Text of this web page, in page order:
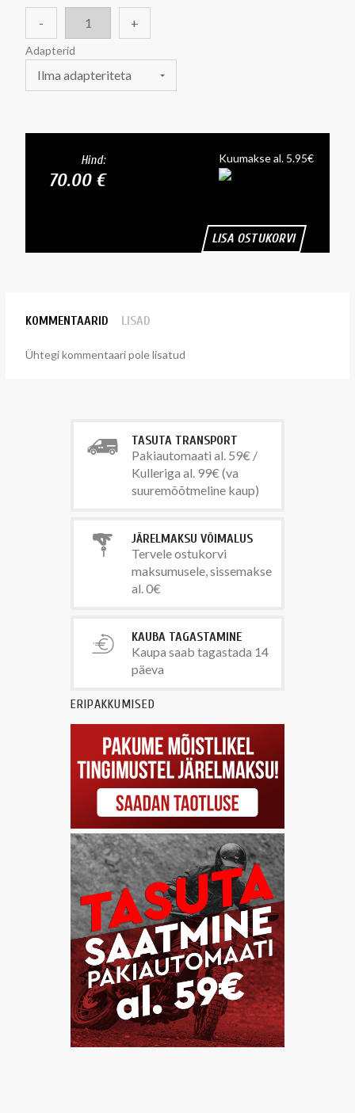
- +
Adapterid
Ilma adapteriteta
Hind:
70.00 €
Kuumakse al. 5.95€
LISA OSTUKORVI
KOMMENTAARID LISAD
Ühtegi kommentaari pole lisatud
TASUTA TRANSPORT
Pakiautomaati al. 59€ /
Kulleriga al. 99€ (va
suuremõõtmeline kaup)
JÄRELMAKSU VÕIMALUS
Tervele ostukorvi
maksumusele, sissemakse
al. 0€
KAUBA TAGASTAMINE
Kaupa saab tagastada 14
päeva
ERIPAKKUMISED